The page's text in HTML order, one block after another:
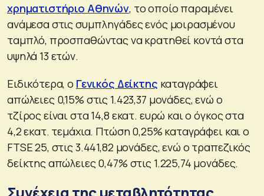
χρηματιστήριο Αθηνών, το οποίο παραμένει
ανάμεσα στις συμπληγάδες ενός μοιρασμένου
ταμπλό, προσπαθώντας να κρατηθεί κοντά στα
υψηλά 13 ετών.
Ειδικότερα, ο Γενικός Δείκτης καταγράφει
απώλειες 0,15% στις 1.423,37 μονάδες, ενώ ο
τζίρος είναι στα 14,8 εκατ. ευρώ και ο όγκος στα
4,2 εκατ. τεμάχια. Πτώση 0,25% καταγράφει και ο
FTSE 25, στις 3.441,82 μονάδες, ενώ ο τραπεζικός
δείκτης απώλειες 0,47% στις 1.225,74 μονάδες.
Συνέχεια της μεταβλητότητας